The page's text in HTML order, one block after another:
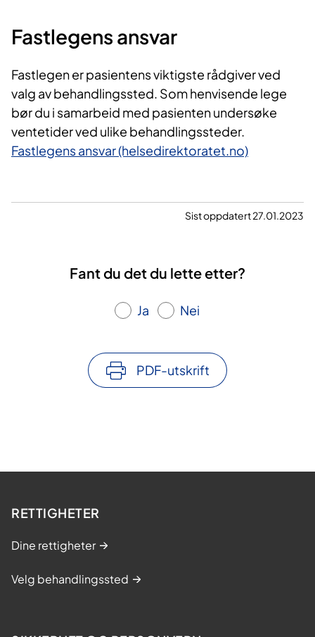
Fastlegens ansvar
Fastlegen er pasientens viktigste rådgiver ved
valg av behandlingssted. Som henvisende lege
bør du i samarbeid med pasienten undersøke
ventetider ved ulike behandlingssteder.
Fastlegens ansvar (helsedirektoratet.no)
Sist oppdatert 27.01.2023
Fant du det du lette etter?
Ja Nei
PDF-utskrift
RETTIGHETER
Dine rettigheter
Velg behandlingssted